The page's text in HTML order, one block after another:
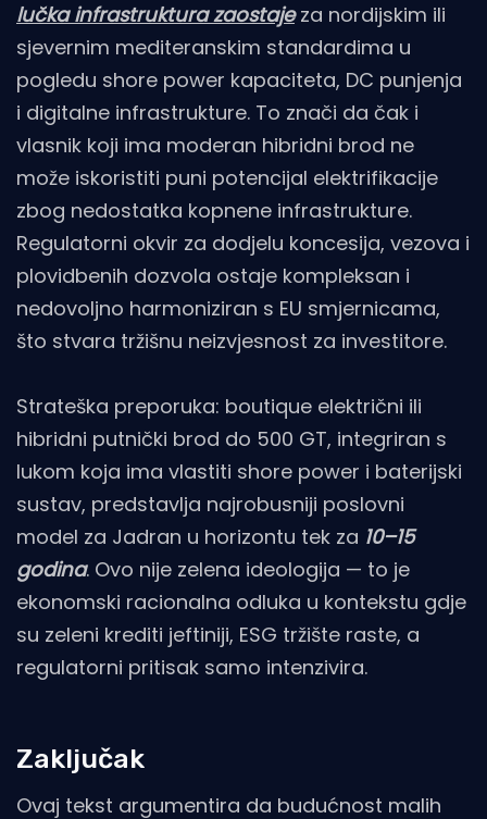
lučka infrastruktura zaostajeza nordijskim ili
sjevernim mediteranskim standardima u
pogledu shore power kapaciteta, DC punjenja
i digitalne infrastrukture. To znači da čak i
vlasnik koji ima moderan hibridni brod ne
može iskoristiti puni potencijal elektrifikacije
zbog nedostatka kopnene infrastrukture.
Regulatorni okvir za dodjelu koncesija, vezova i
plovidbenih dozvola ostaje kompleksan i
nedovoljno harmoniziran s EU smjernicama,
što stvara tržišnu neizvjesnost za investitore.
Strateška preporuka: boutique električni ili
hibridni putnički brod do 500 GT, integriran s
lukom koja ima vlastiti shore power i baterijski
sustav, predstavlja najrobusniji poslovni
model za Jadran u horizontu tek za 10–15
godina. Ovo nije zelena ideologija — to je
ekonomski racionalna odluka u kontekstu gdje
su zeleni krediti jeftiniji, ESG tržište raste, a
regulatorni pritisak samo intenzivira.
Zaključak
Ovaj tekst argumentira da budućnost malih